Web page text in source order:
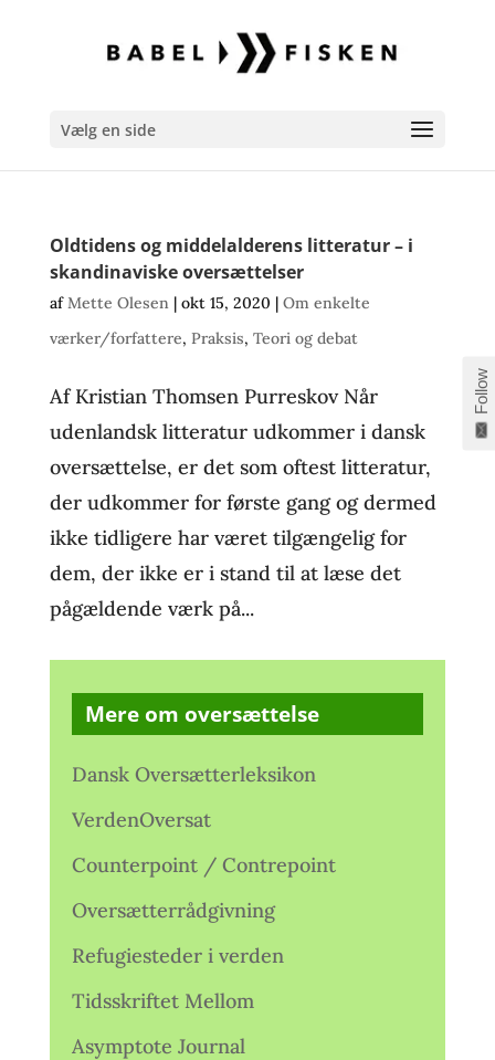
Vælg en side
Oldtidens og middelalderens litteratur – i
skandinaviske oversættelser
afMette Olesen| okt 15, 2020 | Om enkelte
værker/forfattere, Praksis, Teori og debat
Af Kristian Thomsen Purreskov Når
udenlandsk litteratur udkommer i dansk
oversættelse, er det som oftest litteratur,
der udkommer for første gang og dermed
ikke tidligere har været tilgængelig for
dem, der ikke er i stand til at læse det
pågældende værk på...
Mere om oversættelse
Dansk Oversætterleksikon
VerdenOversat
Counterpoint / Contrepoint
Oversætterrådgivning
Refugiesteder i verden
Tidsskriftet Mellom
Asymptote Journal
Follow